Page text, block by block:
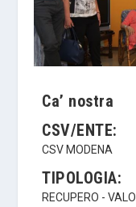
Ca’ nostra
CSV/ENTE:
CSV MODENA
TIPOLOGIA:
RECUPERO -